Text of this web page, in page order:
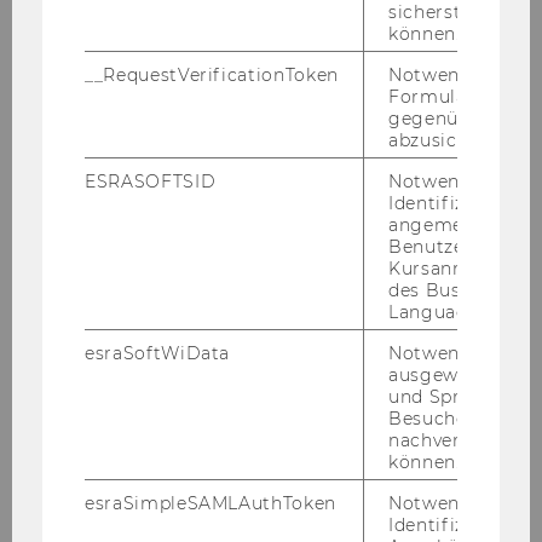
sicherstellen zu
können.
__RequestVerificationToken
Notwendig, um
gegenüber
abzusichern.
ESRASOFTSID
Notwendig zur
Identifizierung
angemeldeten
Benutzers im
des Business
Language
esraSoftWiData
Notwendig um
ausgewählte
und
Besuchers
nachverfolgen
können.
esraSimpleSAMLAuthToken
Notwendig zur
Identifizierung